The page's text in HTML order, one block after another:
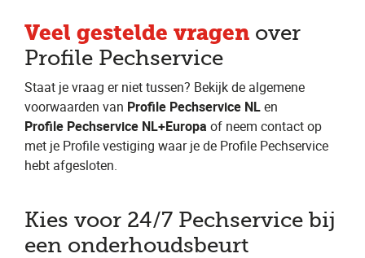
Veel gestelde vragen over
Profile Pechservice
Staat je vraag er niet tussen? Bekijk de algemene
voorwaarden van Profile Pechservice NLen
Profile Pechservice NL+Europa of neem contact op
met je Profile vestiging waar je de Profile Pechservice
hebt afgesloten.
Kies voor 24/7 Pechservice bij
een onderhoudsbeurt